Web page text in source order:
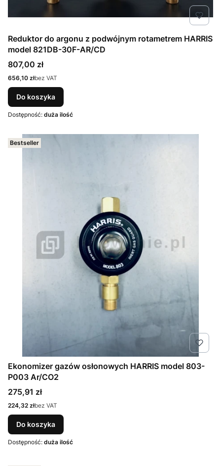
Reduktor do argonu z podwójnym rotametrem HARRIS
model 821DB-30F-AR/CD
Cena
807,00 zł
Cena
656,10 złbez VAT
Do koszyka
Dostępność: duża ilość
Bestseller
Ekonomizer gazów osłonowych HARRIS model 803-
P003 Ar/CO2
Cena
275,91 zł
Cena
224,32 złbez VAT
Do koszyka
Dostępność: duża ilość